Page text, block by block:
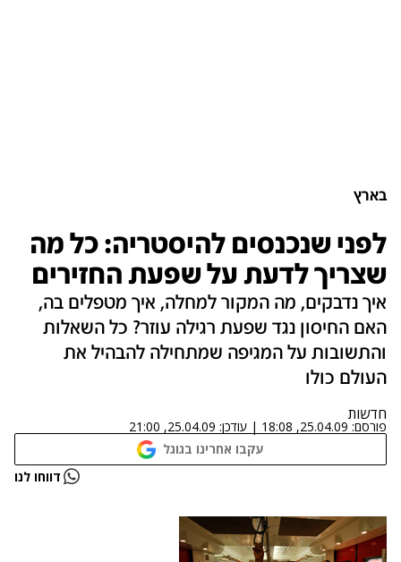
בארץ
לפני שנכנסים להיסטריה: כל מה
שצריך לדעת על שפעת החזירים
איך נדבקים, מה המקור למחלה, איך מטפלים בה,
האם החיסון נגד שפעת רגילה עוזר? כל השאלות
והתשובות על המגיפה שמתחילה להבהיל את
העולם כולו
חדשות
פורסם: 25.04.09, 18:08
| עודכן: 25.04.09, 21:00
עקבו אחרינו בגוגל
דווחו לנו